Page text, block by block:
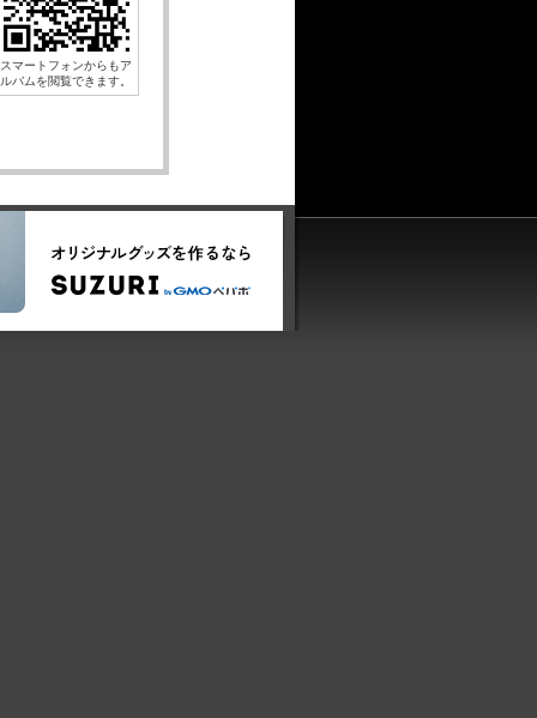
スマートフォンからもア
ルバムを閲覧できます。